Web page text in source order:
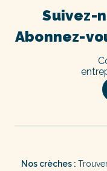
Abonnez-
Suivez-
Nos crèches :